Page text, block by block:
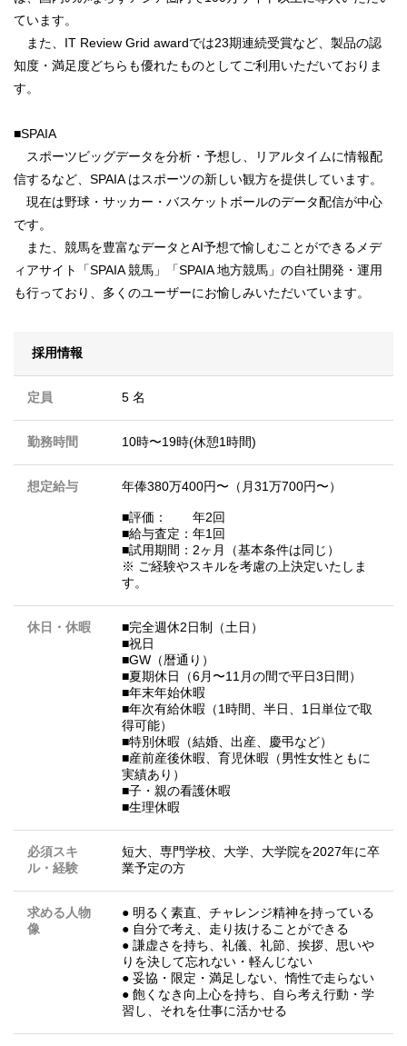
ています。
また、IT Review Grid awardでは23期連続受賞など、製品の認
知度・満足度どちらも優れたものとしてご利用いただいておりま
す。
■SPAIA
スポーツビッグデータを分析・予想し、リアルタイムに情報配
信するなど、SPAIA はスポーツの新しい観方を提供しています。
現在は野球・サッカー・バスケットボールのデータ配信が中心
です。
また、競馬を豊富なデータとAI予想で愉しむことができるメデ
ィアサイト「SPAIA 競馬」「SPAIA 地方競馬」の自社開発・運用
も行っており、多くのユーザーにお愉しみいただいています。
採用情報
定員 5 名
勤務時間 10時〜19時(休憩1時間)
想定給与 年俸380万400円〜（月31万700円〜）
■評価： 年2回
■給与査定：年1回
■試用期間：2ヶ月（基本条件は同じ）
※ ご経験やスキルを考慮の上決定いたしま
す。
休日・休暇
■完全週休2日制（土日）
■祝日
■GW（暦通り）
■夏期休日（6月〜11月の間で平日3日間）
■年末年始休暇
■年次有給休暇（1時間、半日、1日単位で取
得可能）
■特別休暇（結婚、出産、慶弔など）
■産前産後休暇、育児休暇（男性女性ともに
実績あり）
■子・親の看護休暇
■生理休暇
必須スキ
ル・経験
短大、専門学校、大学、大学院を2027年に卒
業予定の方
求める人物
像
● 明るく素直、チャレンジ精神を持っている
● ⾃分で考え、⾛り抜けることができる
● 謙虚さを持ち、礼儀、礼節、挨拶、思いや
りを決して忘れない・軽んじない
● 妥協・限定・満⾜しない、惰性で⾛らない
● 飽くなき向上⼼を持ち、⾃ら考え⾏動・学
習し、それを仕事に活かせる